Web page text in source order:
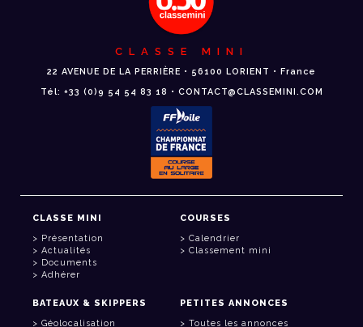
CLASSE MINI
22 AVENUE DE LA PERRIÈRE • 56100 LORIENT • France
Tél: +33 (0)9 54 54 83 18 • CONTACT@CLASSEMINI.COM
CLASSE MINI
Présentation
Actualités
Documents
Adhérer
COURSES
Calendrier
Classement mini
BATEAUX & SKIPPERS
Géolocalisation
PETITES ANNONCES
Toutes les annonces